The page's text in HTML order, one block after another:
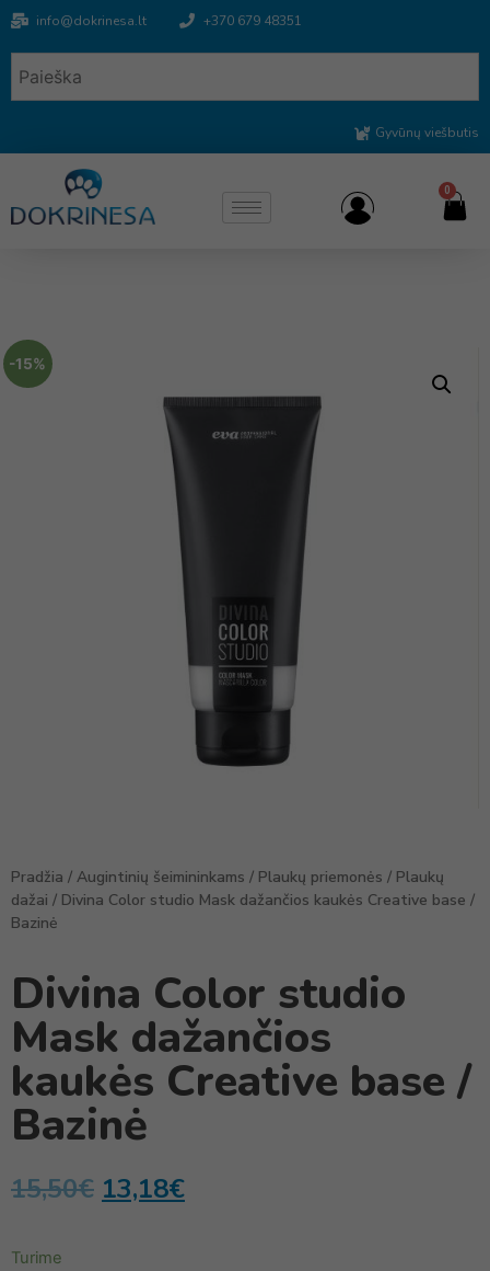
info@dokrinesa.lt +370 679 48351
Gyvūnų viešbutis
0
-15%
Pradžia / Augintinių šeimininkams / Plaukų priemonės / Plaukų
dažai / Divina Color studio Mask dažančios kaukės Creative base /
Bazinė
Divina Color studio
Mask dažančios
kaukės Creative base /
Bazinė
15,50€ 13,18€
Turime